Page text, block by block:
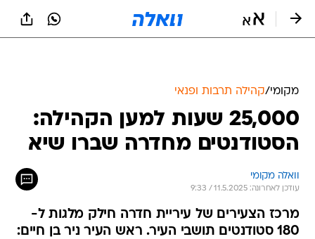
מקומי/קהילה תרבות ופנאי
25,000 שעות למען הקהילה:
הסטודנטים מחדרה שברו שיא
וואלה מקומי
עודכן לאחרונה: 11.5.2025 / 9:33
מרכז הצעירים של עיריית חדרה חילק מלגות ל-
180 סטודנטים תושבי העיר. ראש העיר ניר בן חיים: